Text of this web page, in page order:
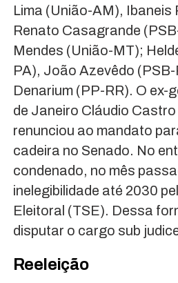
Lima (União-AM), Ibaneis
Renato Casagrande
Mendes (União-MT);
PA), João Azevêdo
Denarium (PP-RR). O ex-
de Janeiro Cláudio
renunciou ao mandato
cadeira no Senado. No
condenado, no mês
inelegibilidade até 2030
Eleitoral (TSE). Dessa
disputar o cargo sub
Reeleição